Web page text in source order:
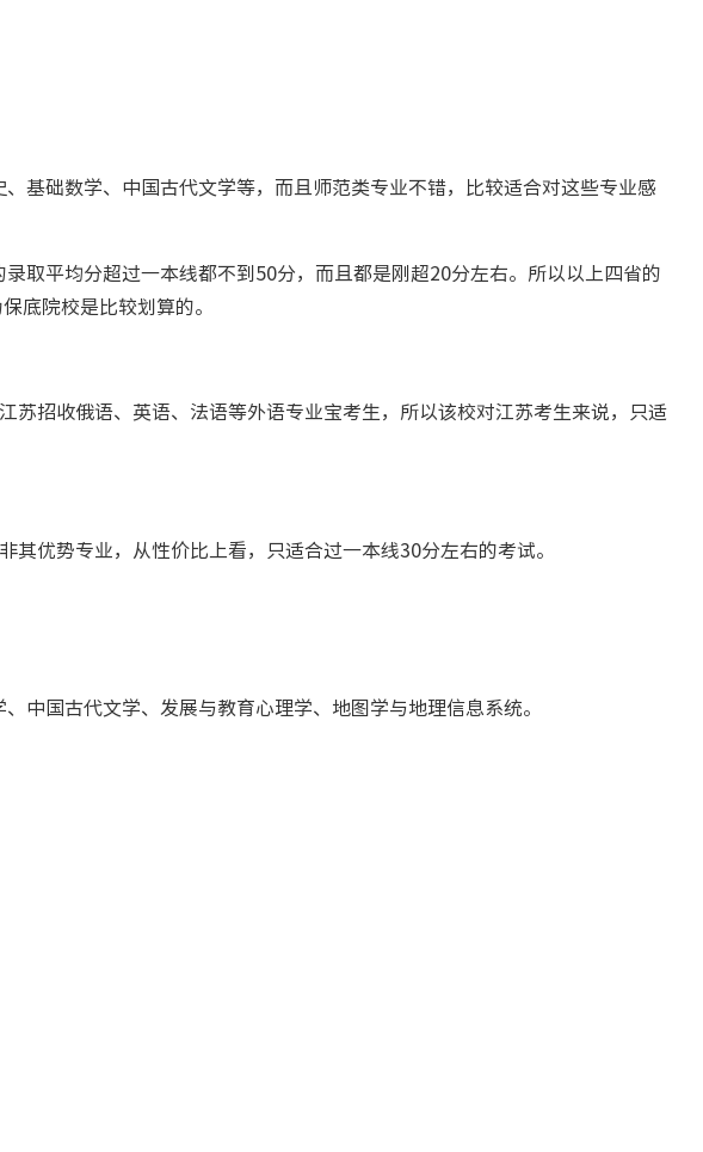
基础数学、中国古代文学等，而且师范类专业不错，比较适合对这些专业感
取平均分超过一本线都不到50分，而且都是刚超20分左右。所以以上四省的
底院校是比较划算的。
苏招收俄语、英语、法语等外语专业宝考生，所以该校对江苏考生来说，只适
其优势专业，从性价比上看，只适合过一本线30分左右的考试。
中国古代文学、发展与教育心理学、地图学与地理信息系统。